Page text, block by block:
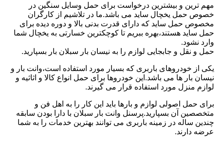
مهم ترین و بیشترین درخواست برای حمل وسایل سنگین در
خصوص حمل یخچال ساید می باشد.ما در تلاشیم از کارگران
مخصوص حمل ساید که دارای قدرت بدنی بالا و دوره دیده برای
حمل ساید هستند،بهره ببریم تا کوچکترین خسارتی به یخچال شما
وارد نشود.
حمل و نقل و جابجایی لوازم را به نیسان بار سبلان بار بسپارید.
یکی از خودروهای باربری که بسیار مورد استفاده است،وانت بار و
نیسان بار ها می باشد.این خودروها برای حمل انواع کالا و اثاثیه و
لوازم منزل مورد استفاده قرار می گیرند.
برای حمل اصولی لوازم و بارها باید این کار را به اهل فن و
متخصصین آن بسپارید.پرسنل وانت بار سبلان با دارا بودن سابقه
چندین ساله در زمینه باربری می توانند بهترین خدمات را به شما
عرضه دارند.